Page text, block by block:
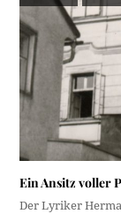
Ein Ansitz voller
Der Lyriker